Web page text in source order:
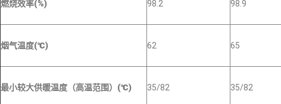
燃烧效率(%) 98.2 98.9
烟气温度(℃) 62 65
最小较大供暖温度（高温范围）(℃) 35/82 35/82